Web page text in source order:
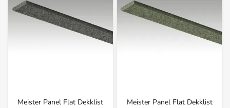
Meister Panel Flat Dekklist
Meister Panel Flat Dekklist